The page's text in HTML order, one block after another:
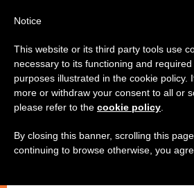
Il cannone
“La preghiera del dolore
Notice
This website or its third party tools use
necessary to its functioning and
purposes illustrated in the cookie policy.
more or withdraw your consent to all or
please refer to the cookie policy
By closing this banner, scrolling this
continuing to browse otherwise, you